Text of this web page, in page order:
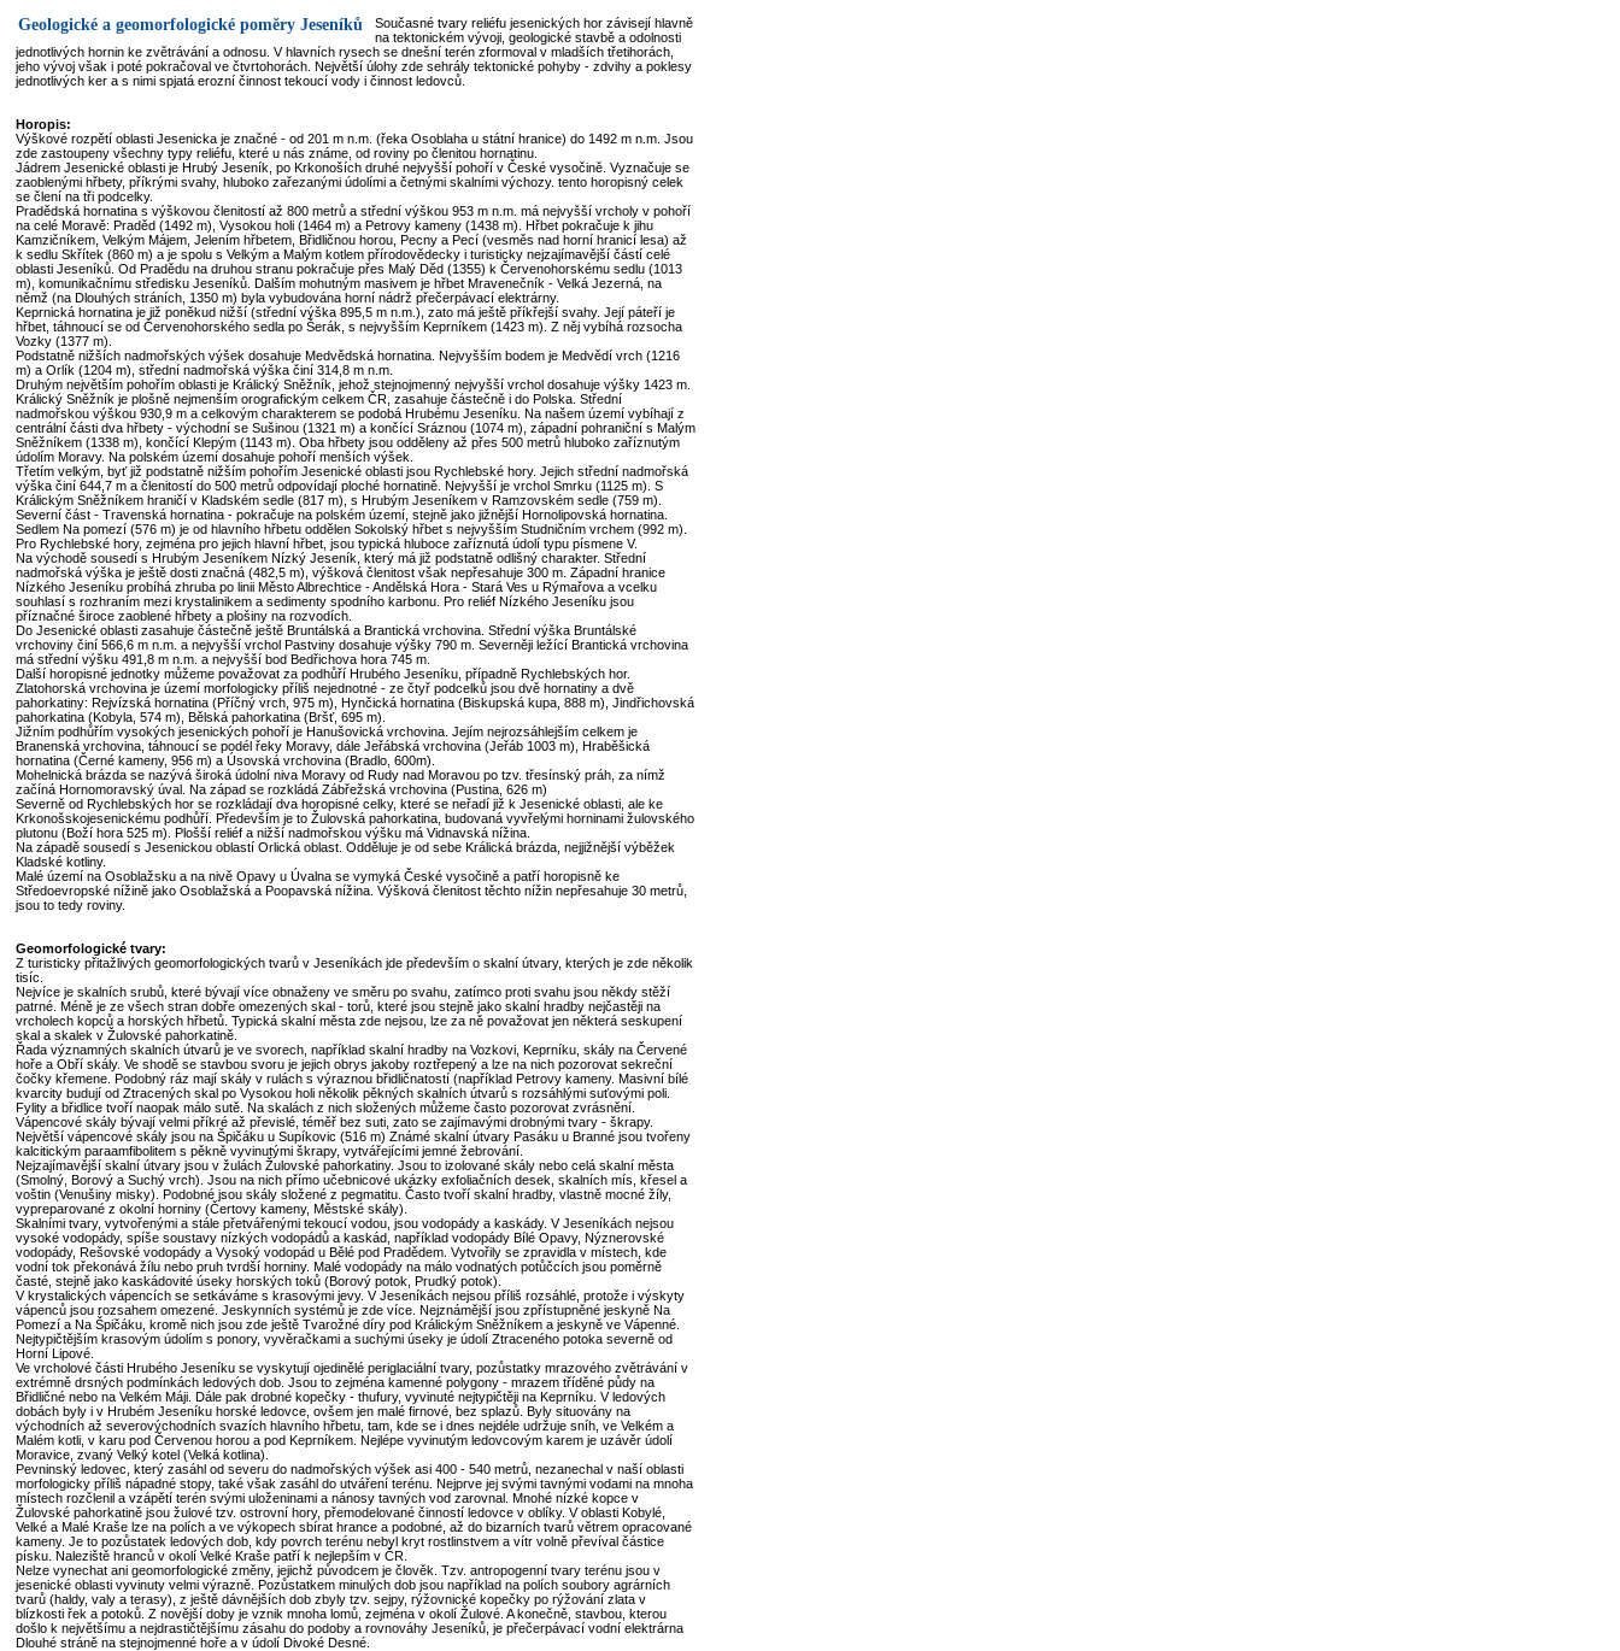
Geologické a geomorfologické poměry Jeseníků
Současné tvary reliéfu jesenických hor závisejí hlavně
na tektonickém vývoji, geologické stavbě a odolnosti
jednotlivých hornin ke zvětrávání a odnosu. V hlavních rysech se dnešní terén zformoval v mladších třetihorách,
jeho vývoj však i poté pokračoval ve čtvrtohorách. Největší úlohy zde sehrály tektonické pohyby - zdvihy a poklesy
jednotlivých ker a s nimi spjatá erozní činnost tekoucí vody i činnost ledovců.
Horopis:
Výškové rozpětí oblasti Jesenicka je značné - od 201 m n.m. (řeka Osoblaha u státní hranice) do 1492 m n.m. Jsou
zde zastoupeny všechny typy reliéfu, které u nás známe, od roviny po členitou hornatinu.
Jádrem Jesenické oblasti je Hrubý Jeseník, po Krkonoších druhé nejvyšší pohoří v České vysočině. Vyznačuje se
zaoblenými hřbety, příkrými svahy, hluboko zařezanými údolími a četnými skalními výchozy. tento horopisný celek
se člení na tři podcelky.
Pradědská hornatina s výškovou členitostí až 800 metrů a střední výškou 953 m n.m. má nejvyšší vrcholy v pohoří
na celé Moravě: Praděd (1492 m), Vysokou holi (1464 m) a Petrovy kameny (1438 m). Hřbet pokračuje k jihu
Kamzičníkem, Velkým Májem, Jelením hřbetem, Břidličnou horou, Pecny a Pecí (vesměs nad horní hranicí lesa) až
k sedlu Skřítek (860 m) a je spolu s Velkým a Malým kotlem přírodovědecky i turisticky nejzajímavější částí celé
oblasti Jeseníků. Od Pradědu na druhou stranu pokračuje přes Malý Děd (1355) k Červenohorskému sedlu (1013
m), komunikačnímu středisku Jeseníků. Dalším mohutným masivem je hřbet Mravenečník - Velká Jezerná, na
němž (na Dlouhých stráních, 1350 m) byla vybudována horní nádrž přečerpávací elektrárny.
Keprnická hornatina je již poněkud nižší (střední výška 895,5 m n.m.), zato má ještě příkřejší svahy. Její páteří je
hřbet, táhnoucí se od Červenohorského sedla po Šerák, s nejvyšším Keprníkem (1423 m). Z něj vybíhá rozsocha
Vozky (1377 m).
Podstatně nižších nadmořských výšek dosahuje Medvědská hornatina. Nejvyšším bodem je Medvědí vrch (1216
m) a Orlík (1204 m), střední nadmořská výška činí 314,8 m n.m.
Druhým největším pohořím oblasti je Králický Sněžník, jehož stejnojmenný nejvyšší vrchol dosahuje výšky 1423 m.
Králický Sněžník je plošně nejmenším orografickým celkem ČR, zasahuje částečně i do Polska. Střední
nadmořskou výškou 930,9 m a celkovým charakterem se podobá Hrubému Jeseníku. Na našem území vybíhají z
centrální části dva hřbety - východní se Sušinou (1321 m) a končící Sráznou (1074 m), západní pohraniční s Malým
Sněžníkem (1338 m), končící Klepým (1143 m). Oba hřbety jsou odděleny až přes 500 metrů hluboko zaříznutým
údolím Moravy. Na polském území dosahuje pohoří menších výšek.
Třetím velkým, byť již podstatně nižším pohořím Jesenické oblasti jsou Rychlebské hory. Jejich střední nadmořská
výška činí 644,7 m a členitostí do 500 metrů odpovídají ploché hornatině. Nejvyšší je vrchol Smrku (1125 m). S
Králickým Sněžníkem hraničí v Kladském sedle (817 m), s Hrubým Jeseníkem v Ramzovském sedle (759 m).
Severní část - Travenská hornatina - pokračuje na polském území, stejně jako jižnější Hornolipovská hornatina.
Sedlem Na pomezí (576 m) je od hlavního hřbetu oddělen Sokolský hřbet s nejvyšším Studničním vrchem (992 m).
Pro Rychlebské hory, zejména pro jejich hlavní hřbet, jsou typická hluboce zaříznutá údolí typu písmene V.
Na východě sousedí s Hrubým Jeseníkem Nízký Jeseník, který má již podstatně odlišný charakter. Střední
nadmořská výška je ještě dosti značná (482,5 m), výšková členitost však nepřesahuje 300 m. Západní hranice
Nízkého Jeseníku probíhá zhruba po linii Město Albrechtice - Andělská Hora - Stará Ves u Rýmařova a vcelku
souhlasí s rozhraním mezi krystalinikem a sedimenty spodního karbonu. Pro reliéf Nízkého Jeseníku jsou
příznačné široce zaoblené hřbety a plošiny na rozvodích.
Do Jesenické oblasti zasahuje částečně ještě Bruntálská a Brantická vrchovina. Střední výška Bruntálské
vrchoviny činí 566,6 m n.m. a nejvyšší vrchol Pastviny dosahuje výšky 790 m. Severněji ležící Brantická vrchovina
má střední výšku 491,8 m n.m. a nejvyšší bod Bedřichova hora 745 m.
Další horopisné jednotky můžeme považovat za podhůří Hrubého Jeseníku, případně Rychlebských hor.
Zlatohorská vrchovina je území morfologicky příliš nejednotné - ze čtyř podcelků jsou dvě hornatiny a dvě
pahorkatiny: Rejvízská hornatina (Příčný vrch, 975 m), Hynčická hornatina (Biskupská kupa, 888 m), Jindřichovská
pahorkatina (Kobyla, 574 m), Bělská pahorkatina (Bršť, 695 m).
Jižním podhůřím vysokých jesenických pohoří je Hanušovická vrchovina. Jejím nejrozsáhlejším celkem je
Branenská vrchovina, táhnoucí se podél řeky Moravy, dále Jeřábská vrchovina (Jeřáb 1003 m), Hraběšická
hornatina (Černé kameny, 956 m) a Úsovská vrchovina (Bradlo, 600m).
Mohelnická brázda se nazývá široká údolní niva Moravy od Rudy nad Moravou po tzv. třesínský práh, za nímž
začíná Hornomoravský úval. Na západ se rozkládá Zábřežská vrchovina (Pustina, 626 m)
Severně od Rychlebských hor se rozkládají dva horopisné celky, které se neřadí již k Jesenické oblasti, ale ke
Krkonošskojesenickému podhůří. Především je to Žulovská pahorkatina, budovaná vyvřelými horninami žulovského
plutonu (Boží hora 525 m). Plošší reliéf a nižší nadmořskou výšku má Vidnavská nížina.
Na západě sousedí s Jesenickou oblastí Orlická oblast. Odděluje je od sebe Králická brázda, nejjižnější výběžek
Kladské kotliny.
Malé území na Osoblažsku a na nivě Opavy u Úvalna se vymyká České vysočině a patří horopisně ke
Středoevropské nížině jako Osoblažská a Poopavská nížina. Výšková členitost těchto nížin nepřesahuje 30 metrů,
jsou to tedy roviny.
Geomorfologické tvary:
Z turisticky přitažlivých geomorfologických tvarů v Jeseníkách jde především o skalní útvary, kterých je zde několik
tisíc.
Nejvíce je skalních srubů, které bývají více obnaženy ve směru po svahu, zatímco proti svahu jsou někdy stěží
patrné. Méně je ze všech stran dobře omezených skal - torů, které jsou stejně jako skalní hradby nejčastěji na
vrcholech kopců a horských hřbetů. Typická skalní města zde nejsou, lze za ně považovat jen některá seskupení
skal a skalek v Žulovské pahorkatině.
Řada významných skalních útvarů je ve svorech, například skalní hradby na Vozkovi, Keprníku, skály na Červené
hoře a Obří skály. Ve shodě se stavbou svoru je jejich obrys jakoby roztřepený a lze na nich pozorovat sekreční
čočky křemene. Podobný ráz mají skály v rulách s výraznou břidličnatostí (například Petrovy kameny. Masivní bílé
kvarcity budují od Ztracených skal po Vysokou holi několik pěkných skalních útvarů s rozsáhlými suťovými poli.
Fylity a břidlice tvoří naopak málo sutě. Na skalách z nich složených můžeme často pozorovat zvrásnění.
Vápencové skály bývají velmi příkré až převislé, téměř bez suti, zato se zajímavými drobnými tvary - škrapy.
Největší vápencové skály jsou na Špičáku u Supíkovic (516 m) Známé skalní útvary Pasáku u Branné jsou tvořeny
kalcitickým paraamfibolitem s pěkně vyvinutými škrapy, vytvářejícími jemné žebrování.
Nejzajímavější skalní útvary jsou v žulách Žulovské pahorkatiny. Jsou to izolované skály nebo celá skalní města
(Smolný, Borový a Suchý vrch). Jsou na nich přímo učebnicové ukázky exfoliačních desek, skalních mís, křesel a
voštin (Venušiny misky). Podobné jsou skály složené z pegmatitu. Často tvoří skalní hradby, vlastně mocné žíly,
vypreparované z okolní horniny (Čertovy kameny, Městské skály).
Skalními tvary, vytvořenými a stále přetvářenými tekoucí vodou, jsou vodopády a kaskády. V Jeseníkách nejsou
vysoké vodopády, spíše soustavy nízkých vodopádů a kaskád, například vodopády Bílé Opavy, Nýznerovské
vodopády, Rešovské vodopády a Vysoký vodopád u Bělé pod Pradědem. Vytvořily se zpravidla v místech, kde
vodní tok překonává žílu nebo pruh tvrdší horniny. Malé vodopády na málo vodnatých potůčcích jsou poměrně
časté, stejně jako kaskádovité úseky horských toků (Borový potok, Prudký potok).
V krystalických vápencích se setkáváme s krasovými jevy. V Jeseníkách nejsou příliš rozsáhlé, protože i výskyty
vápenců jsou rozsahem omezené. Jeskynních systémů je zde více. Nejznámější jsou zpřístupněné jeskyně Na
Pomezí a Na Špičáku, kromě nich jsou zde ještě Tvarožné díry pod Králickým Sněžníkem a jeskyně ve Vápenné.
Nejtypičtějším krasovým údolím s ponory, vyvěračkami a suchými úseky je údolí Ztraceného potoka severně od
Horní Lipové.
Ve vrcholové části Hrubého Jeseníku se vyskytují ojedinělé periglaciální tvary, pozůstatky mrazového zvětrávání v
extrémně drsných podmínkách ledových dob. Jsou to zejména kamenné polygony - mrazem tříděné půdy na
Břidličné nebo na Velkém Máji. Dále pak drobné kopečky - thufury, vyvinuté nejtypičtěji na Keprníku. V ledových
dobách byly i v Hrubém Jeseníku horské ledovce, ovšem jen malé firnové, bez splazů. Byly situovány na
východních až severovýchodních svazích hlavního hřbetu, tam, kde se i dnes nejdéle udržuje sníh, ve Velkém a
Malém kotli, v karu pod Červenou horou a pod Keprníkem. Nejlépe vyvinutým ledovcovým karem je uzávěr údolí
Moravice, zvaný Velký kotel (Velká kotlina).
Pevninský ledovec, který zasáhl od severu do nadmořských výšek asi 400 - 540 metrů, nezanechal v naší oblasti
morfologicky příliš nápadné stopy, také však zasáhl do utváření terénu. Nejprve jej svými tavnými vodami na mnoha
místech rozčlenil a vzápětí terén svými uloženinami a nánosy tavných vod zarovnal. Mnohé nízké kopce v
Žulovské pahorkatině jsou žulové tzv. ostrovní hory, přemodelované činností ledovce v oblíky. V oblasti Kobylé,
Velké a Malé Kraše lze na polích a ve výkopech sbírat hrance a podobné, až do bizarních tvarů větrem opracované
kameny. Je to pozůstatek ledových dob, kdy povrch terénu nebyl kryt rostlinstvem a vítr volně převíval částice
písku. Naleziště hranců v okolí Velké Kraše patří k nejlepším v ČR.
Nelze vynechat ani geomorfologické změny, jejichž původcem je člověk. Tzv. antropogenní tvary terénu jsou v
jesenické oblasti vyvinuty velmi výrazně. Pozůstatkem minulých dob jsou například na polích soubory agrárních
tvarů (haldy, valy a terasy), z ještě dávnějších dob zbyly tzv. sejpy, rýžovnické kopečky po rýžování zlata v
blízkosti řek a potoků. Z novější doby je vznik mnoha lomů, zejména v okolí Žulové. A konečně, stavbou, kterou
došlo k největšímu a nejdrastičtějšímu zásahu do podoby a rovnováhy Jeseníků, je přečerpávací vodní elektrárna
Dlouhé stráně na stejnojmenné hoře a v údolí Divoké Desné.